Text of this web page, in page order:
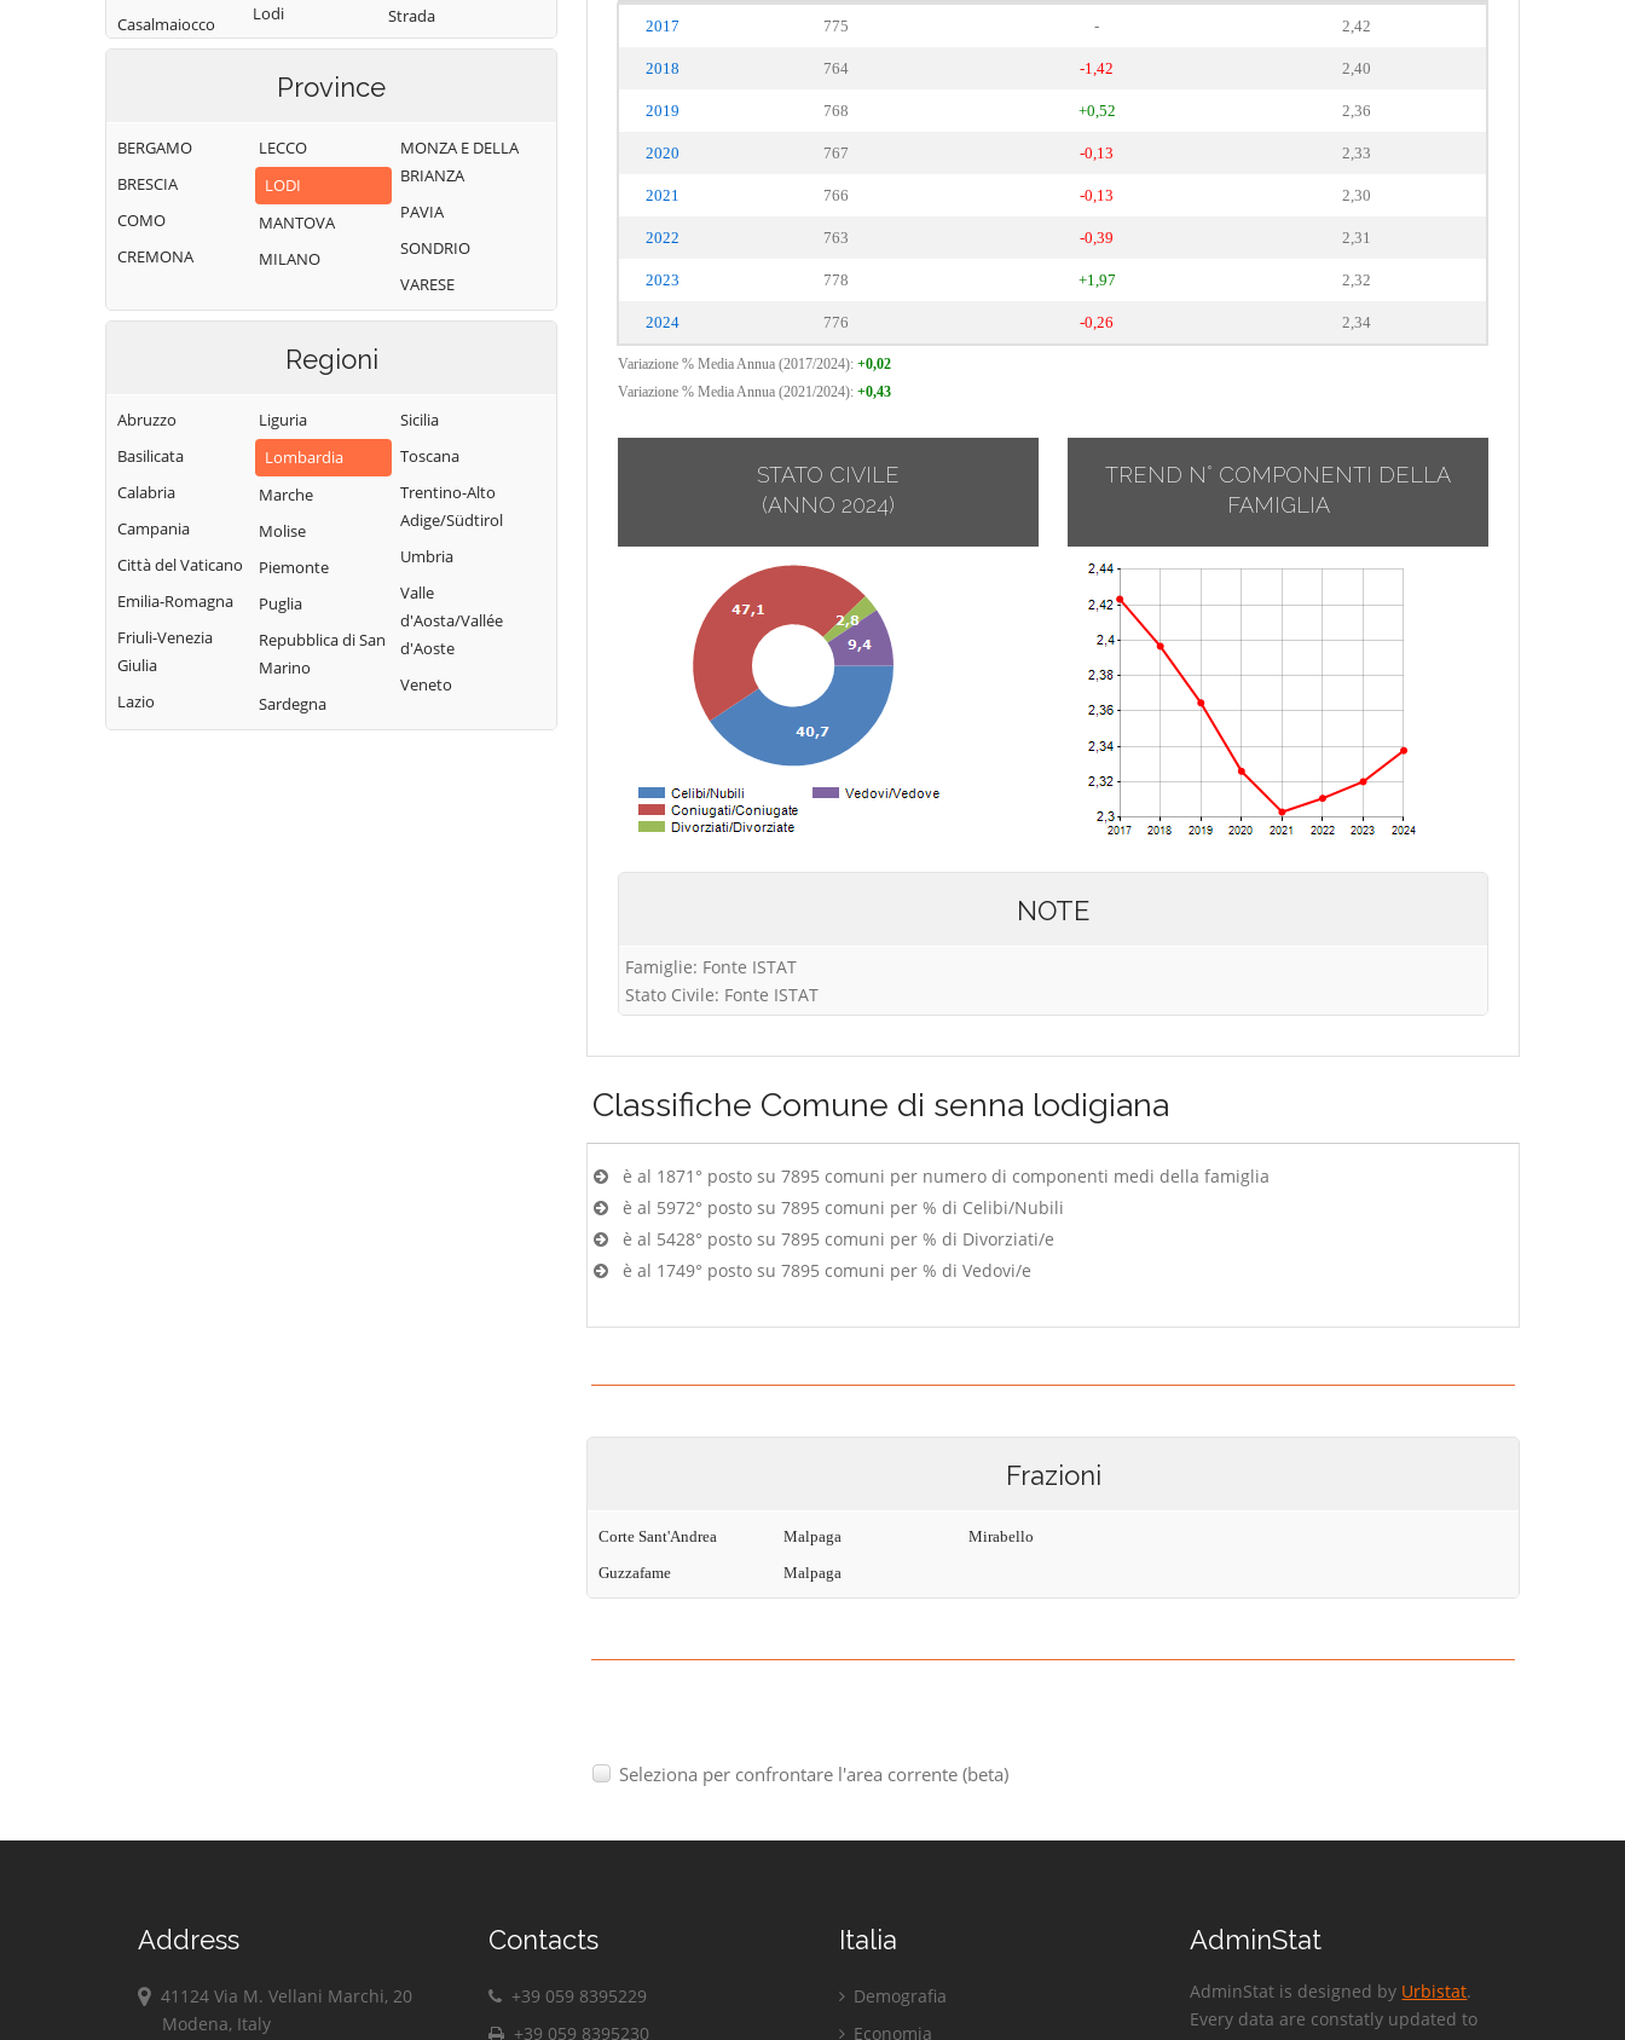
Casalmaiocco
Bocca d'Adda
Castiglione
d'Adda
Codogno
Comazzo
Cornegliano
Laudense
Lodi
Lodi Vecchio
Maccastorna
Maleo
Marudo
Massalengo
Meleti
Lombardo
Strada
San Rocco al
Lodigiano
Santo Stefano
Lodigiano
Secugnago
Senna
Lodigiana
Tavazzano con
Villavesco
Terranova dei
Passerini
Turano
Valera Fratta
Villanova del
Sillaro
Province
BERGAMO
BRESCIA
COMO
CREMONA
LECCO
LODI
MANTOVA
MILANO
MONZA E DELLA
BRIANZA
PAVIA
SONDRIO
VARESE
Regioni
Abruzzo
Basilicata
Calabria
Campania
Città del Vaticano
Emilia-Romagna
Friuli-Venezia
Giulia
Lazio
Liguria
Lombardia
Marche
Molise
Piemonte
Puglia
Repubblica di San
Marino
Sardegna
Sicilia
Toscana
Trentino-Alto
Adige/Südtirol
Umbria
Valle
d'Aosta/Vallée
d'Aoste
Veneto
2017 775 - 2,42
2018 764 -1,42 2,40
2019 768 +0,52 2,36
2020 767 -0,13 2,33
2021 766 -0,13 2,30
2022 763 -0,39 2,31
2023 778 +1,97 2,32
2024 776 -0,26 2,34
Variazione % Media Annua (2017/2024): +0,02
Variazione % Media Annua (2021/2024): +0,43
STATO CIVILE
(ANNO 2024)
TREND N° COMPONENTI DELLA
FAMIGLIA
NOTE
Famiglie: Fonte ISTAT
Stato Civile: Fonte ISTAT
Classifiche Comune di senna lodigiana
è al 1871° posto su 7895 comuni per numero di componenti medi della famiglia
è al 5972° posto su 7895 comuni per % di Celibi/Nubili
è al 5428° posto su 7895 comuni per % di Divorziati/e
è al 1749° posto su 7895 comuni per % di Vedovi/e
Frazioni
Corte Sant'Andrea
Guzzafame
Malpaga
Malpaga
Mirabello
Seleziona per confrontare l'area corrente (beta)
Address
41124 Via M. Vellani Marchi, 20
Modena, Italy
Contacts
+39 059 8395229
+39 059 8395230
Italia
Demografia
Economia
AdminStat
AdminStat is designed by Urbistat.
Every data are constatly updated to